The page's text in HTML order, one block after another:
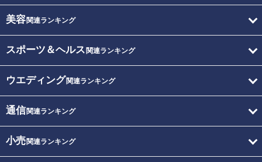
美容関連ランキング
スポーツ＆ヘルス 関連ランキング
ウエディング関連ランキング
通信関連ランキング
小売関連ランキング